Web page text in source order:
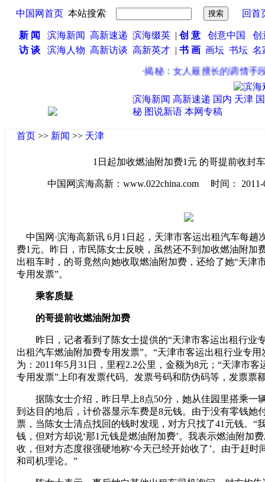
中国网首页 本站搜索 回首
新 闻 滨海新闻 高新速递 滨海缀英| 创 意 创意中国
创
访 谈
滨海人物 高新访谈 高新英才 | 书 画 画坛 书坛 名
揭秘：女人最擅长的调情手段·
滨海新闻 高新速递 国内 天津
秘 图说新语 本网专稿
首页 >> 新闻 >> 天津
1日起加收燃油附加费1元 的哥提前收封
中国网滨海高新：www.022china.com 时间： 2011-
中国网·滨海高新讯 6月1日起，天津市客运出租汽车每趟
费1元。昨日，市民陈女士反映，虽然还不到加收燃油附加
出租车时，的哥竟然向她收取燃油附加费，还给了她“天津
专用发票”。
乘客质疑
的哥提前收燃油附加费
昨日，记者看到了陈女士提供的“天津市客运出租行业
出租汽车燃油附加费专用发票”。“天津市客运出租行业专
为：2011年5月31日，里程2.2公里，金额为8元；“天津市
专用发票”上印有发票代码、发票号码和防伪码等，发票票
据陈女士介绍，昨日早上8点50分，她从佳园里搭乘一
到达目的地后，计价器显示车费是8元钱。由于没有零钱她
票，当陈女士清点找回的钱时发现，对方只找了41元钱。“
钱，但对方却说‘那1元钱是燃油附加费’。我表示燃油附加
收，但对方态度很强硬地称‘今天已经开始收了’。由于赶时
和司机理论。”